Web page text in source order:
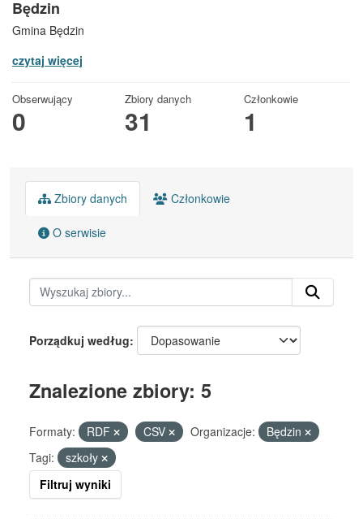
Będzin
Gmina Będzin
czytaj więcej
Obserwujący
0
Zbiory danych
31
Członkowie
1
Zbiory danych Członkowie
O serwisie
Porządkuj według
Znalezione zbiory: 5
Formaty: RDF CSV Organizacje:
Będzin
Tagi:
szkoły
Filtruj wyniki